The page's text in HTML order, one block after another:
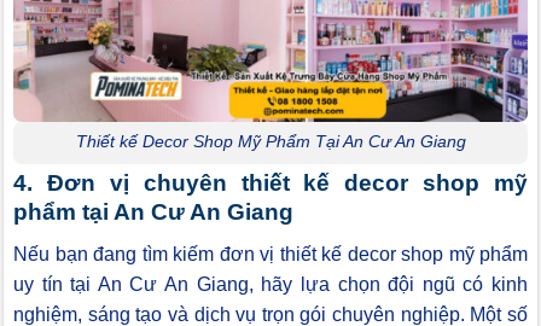
Thiết kế Decor Shop Mỹ Phẩm Tại An Cư An Giang
4. Đơn vị chuyên thiết kế decor shop mỹ
phẩm tại An Cư An Giang
Nếu bạn đang tìm kiếm đơn vị thiết kế decor shop mỹ phẩm
uy tín tại An Cư An Giang, hãy lựa chọn đội ngũ có kinh
nghiệm, sáng tạo và dịch vụ trọn gói chuyên nghiệp. Một số